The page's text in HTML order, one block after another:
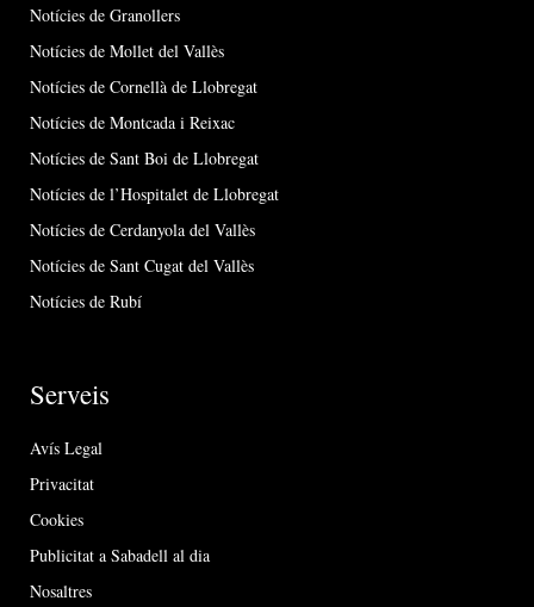
Notícies de Granollers
Notícies de Mollet del Vallès
Notícies de Cornellà de Llobregat
Notícies de Montcada i Reixac
Notícies de Sant Boi de Llobregat
Notícies de l’Hospitalet de Llobregat
Notícies de Cerdanyola del Vallès
Notícies de Sant Cugat del Vallès
Notícies de Rubí
Serveis
Avís Legal
Privacitat
Cookies
Publicitat a Sabadell al dia
Nosaltres